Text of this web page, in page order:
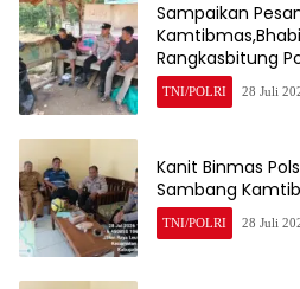
Sampaikan
Rangkasbitung
Warga Kampung
TNI/POLRI 28 Juli
Kanit Binmas
Sambang
TNI/POLRI 28 Juli